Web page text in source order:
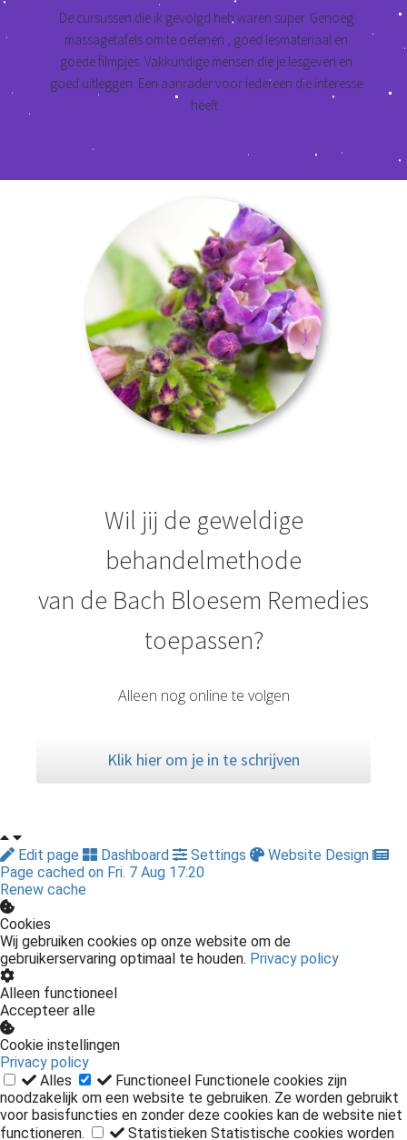
De cursussen die ik gevolgd heb waren super. Genoeg
massagetafels om te oefenen , goed lesmateriaal en
goede filmpjes. Vakkundige mensen die je lesgeven en
goed uitleggen. Een aanrader voor iedereen die interesse
heeft.
Wil jij de geweldige
behandelmethode
van de Bach Bloesem Remedies
toepassen?
Alleen nog online te volgen
Klik hier om je in te schrijven
Edit page Dashboard Settings
Website Design
Page cached on Fri. 7 Aug 17:20
Renew cache
Cookies
Wij gebruiken cookies op onze website om de
gebruikerservaring optimaal te houden. Privacy policy
Alleen functioneel
Accepteer alle
Cookie instellingen
Privacy policy
Alles
Functioneel Functionele cookies zijn
noodzakelijk om een website te gebruiken. Ze worden gebruikt
voor basisfuncties en zonder deze cookies kan de website niet
functioneren.
Statistieken Statistische cookies worden